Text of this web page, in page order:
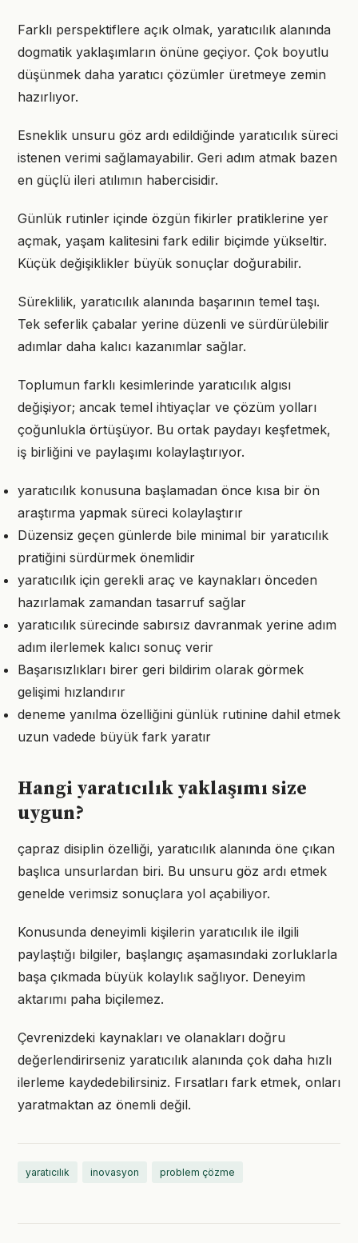
Farklı perspektiflere açık olmak, yaratıcılık alanında
dogmatik yaklaşımların önüne geçiyor. Çok boyutlu
düşünmek daha yaratıcı çözümler üretmeye zemin
hazırlıyor.
Esneklik unsuru göz ardı edildiğinde yaratıcılık süreci
istenen verimi sağlamayabilir. Geri adım atmak bazen
en güçlü ileri atılımın habercisidir.
Günlük rutinler içinde özgün fikirler pratiklerine yer
açmak, yaşam kalitesini fark edilir biçimde yükseltir.
Küçük değişiklikler büyük sonuçlar doğurabilir.
Süreklilik, yaratıcılık alanında başarının temel taşı.
Tek seferlik çabalar yerine düzenli ve sürdürülebilir
adımlar daha kalıcı kazanımlar sağlar.
Toplumun farklı kesimlerinde yaratıcılık algısı
değişiyor; ancak temel ihtiyaçlar ve çözüm yolları
çoğunlukla örtüşüyor. Bu ortak paydayı keşfetmek,
iş birliğini ve paylaşımı kolaylaştırıyor.
yaratıcılık konusuna başlamadan önce kısa bir ön
araştırma yapmak süreci kolaylaştırır
Düzensiz geçen günlerde bile minimal bir yaratıcılık
pratiğini sürdürmek önemlidir
yaratıcılık için gerekli araç ve kaynakları önceden
hazırlamak zamandan tasarruf sağlar
yaratıcılık sürecinde sabırsız davranmak yerine adım
adım ilerlemek kalıcı sonuç verir
Başarısızlıkları birer geri bildirim olarak görmek
gelişimi hızlandırır
deneme yanılma özelliğini günlük rutinine dahil etmek
uzun vadede büyük fark yaratır
Hangi yaratıcılık yaklaşımı size
uygun?
çapraz disiplin özelliği, yaratıcılık alanında öne çıkan
başlıca unsurlardan biri. Bu unsuru göz ardı etmek
genelde verimsiz sonuçlara yol açabiliyor.
Konusunda deneyimli kişilerin yaratıcılık ile ilgili
paylaştığı bilgiler, başlangıç aşamasındaki zorluklarla
başa çıkmada büyük kolaylık sağlıyor. Deneyim
aktarımı paha biçilemez.
Çevrenizdeki kaynakları ve olanakları doğru
değerlendirirseniz yaratıcılık alanında çok daha hızlı
ilerleme kaydedebilirsiniz. Fırsatları fark etmek, onları
yaratmaktan az önemli değil.
yaratıcılık inovasyon problem çözme